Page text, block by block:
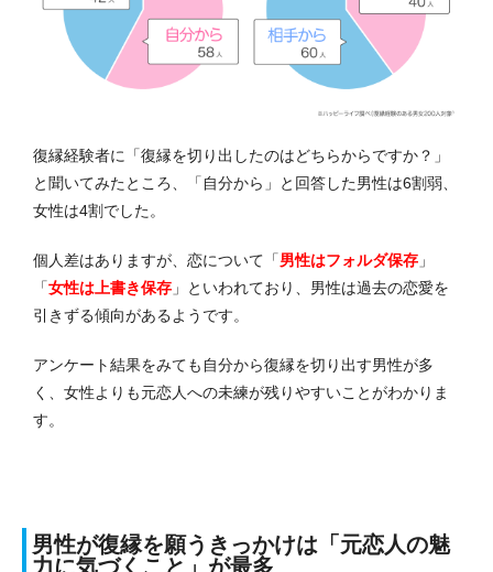
復縁経験者に「復縁を切り出したのはどちらからですか？」
と聞いてみたところ、「自分から」と回答した男性は6割弱、
女性は4割でした。
個人差はありますが、恋について 「男性はフォルダ保存 」
「女性は上書き保存 」
といわれており、男性は過去の恋愛を
引きずる傾向があるようです。
アンケート結果をみても自分から復縁を切り出す男性が多
く、女性よりも元恋人への未練が残りやすいことがわかりま
す。
男性が復縁を願うきっかけは「元恋人の魅
力に気づくこと」が最多